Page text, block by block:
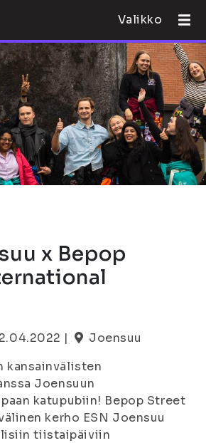
Valikko
x Bepop
|
Joensuu
kansainvälisten
Joensuun
katupubiin! Bepop Street
kerho ESN Joensuu
tiistaipäiviin